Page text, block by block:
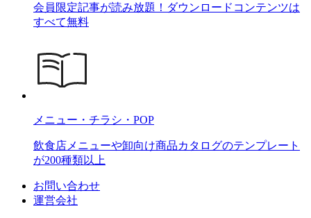
会員限定記事が読み放題！ダウンロードコンテンツは
すべて無料
メニュー・チラシ・POP
飲食店メニューや卸向け商品カタログのテンプレート
が200種類以上
お問い合わせ
運営会社